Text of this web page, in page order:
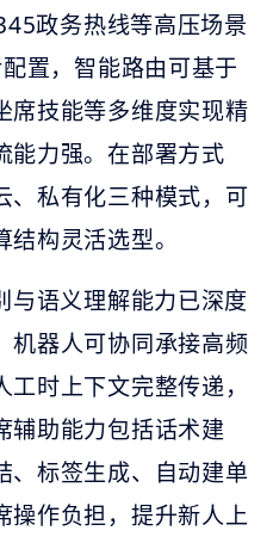
政务热线等高压场景
置，智能路由可基于
席技能等多维度实现精
能力强。在部署方式
、私有化三种模式，可
构灵活选型。
与语义理解能力已深度
机器人可协同承接高频
时上下文完整传递，
辅助能力包括话术建
、标签生成、自动建单
操作负担，提升新人上